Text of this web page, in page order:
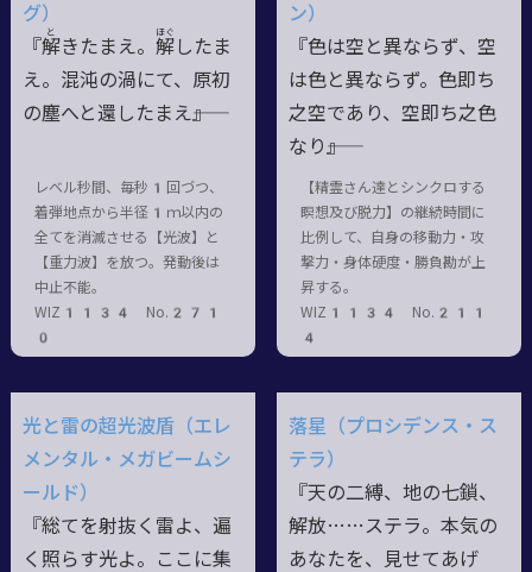
グ）
『解
と
きたまえ。 解
ほぐ
したま
え。混沌の渦にて、原初
の塵へと還したまえ――』
レベル秒間、毎秒1回づつ、
着弾地点から半径1ｍ以内の
全てを消滅させる【光波】と
【重力波】を放つ。発動後は
中止不能。
WIZ1134 No.271
0
ン）
『色は空と異ならず、空
は色と異ならず。色即ち
之空であり、空即ち之色
なり――』
【精霊さん達とシンクロする
瞑想及び脱力】の継続時間に
比例して、自身の移動力・攻
撃力・身体硬度・勝負勘が上
昇する。
WIZ1134 No.211
4
光と雷の超光波盾（エレ
メンタル・メガビームシ
ールド）
『総てを射抜く雷よ、遍
く照らす光よ。ここに集
落星（プロシデンス・ス
テラ）
『天の二縛、地の七鎖、
解放……ステラ。本気の
あなたを、見せてあげ